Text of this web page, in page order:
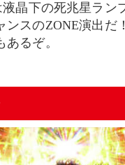
晶下の死兆星ラン
ンスのZONE演出だ
るぞ。